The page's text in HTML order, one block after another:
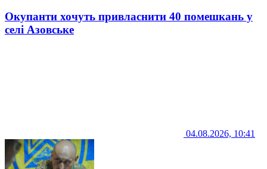
Окупанти хочуть привласнити 40 помешкань у
селі Азовське
04.08.2026, 10:41